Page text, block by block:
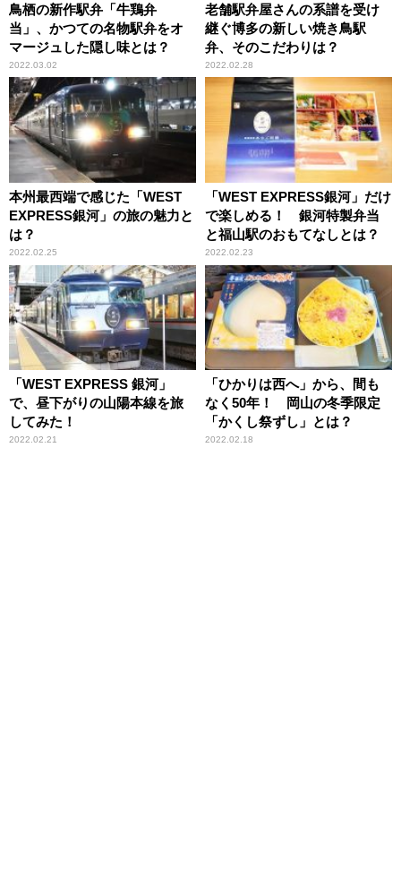
鳥栖の新作駅弁「牛鶏弁
当」、かつての名物駅弁をオ
マージュした隠し味とは？
2022.03.02
老舗駅弁屋さんの系譜を受け
継ぐ博多の新しい焼き鳥駅
弁、そのこだわりは？
2022.02.28
本州最西端で感じた「WEST
EXPRESS銀河」の旅の魅力と
は？
2022.02.25
「WEST EXPRESS銀河」だけ
で楽しめる！ 銀河特製弁当
と福山駅のおもてなしとは？
2022.02.23
「WEST EXPRESS 銀河」
で、昼下がりの山陽本線を旅
してみた！
2022.02.21
「ひかりは西へ」から、間も
なく50年！ 岡山の冬季限定
「かくし祭ずし」とは？
2022.02.18